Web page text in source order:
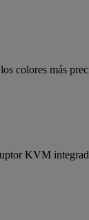
colores más
KVM